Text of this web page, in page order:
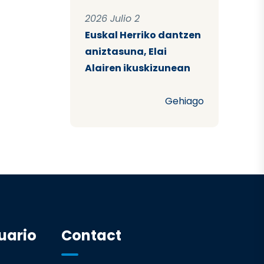
2026 Julio 2
Euskal Herriko dantzen
aniztasuna, Elai
Alairen ikuskizunean
Gehiago
Contact